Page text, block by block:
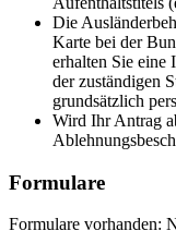
Die
Karte bei der
erhalten Sie eine
der zuständigen
grundsätzlich
Wird Ihr Antrag
Formulare
Formulare vorhanden: